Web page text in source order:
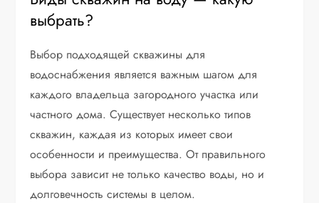
выбрать?
Выбор подходящей скважины для
водоснабжения является важным шагом для
каждого владельца загородного участка или
частного дома. Существует несколько типов
скважин, каждая из которых имеет свои
особенности и преимущества. От правильного
выбора зависит не только качество воды, но и
долговечность системы в целом.